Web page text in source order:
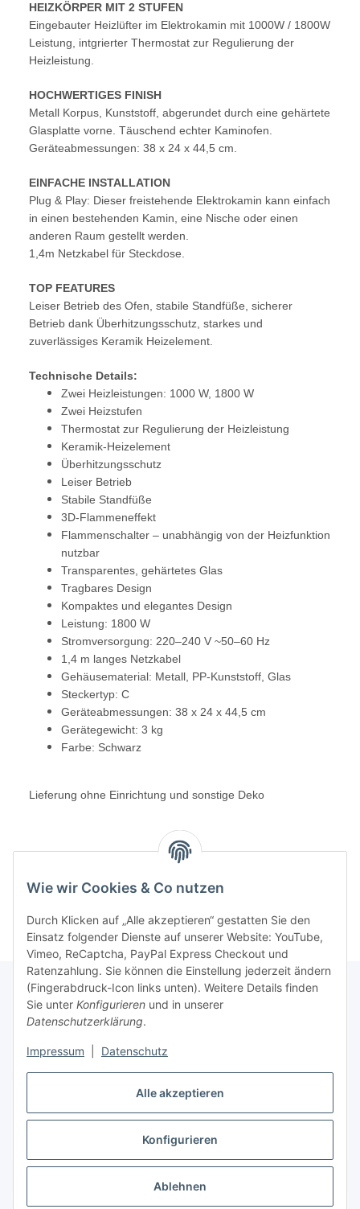
Alle akzeptieren
Konfigurieren
Ablehnen
Wie wir Cookies & Co nutzen
Durch Klicken auf „Alle akzeptieren“ gestatten Sie den
Einsatz folgender Dienste auf unserer Website: YouTube,
Vimeo, ReCaptcha, PayPal Express Checkout und
Ratenzahlung. Sie können die Einstellung jederzeit ändern
(Fingerabdruck-Icon links unten). Weitere Details finden
Sie unter Konfigurieren und in unserer
Datenschutzerklärung.
Impressum Datenschutz
HEIZKÖRPER MIT 2 STUFEN
Eingebauter Heizlüfter im Elektrokamin mit 1000W / 1800W
Leistung, intgrierter Thermostat zur Regulierung der
Heizleistung.
HOCHWERTIGES FINISH
Metall Korpus, Kunststoff, abgerundet durch eine gehärtete
Glasplatte vorne. Täuschend echter Kaminofen.
Geräteabmessungen: 38 x 24 x 44,5 cm.
EINFACHE INSTALLATION
Plug & Play: Dieser freistehende Elektrokamin kann einfach
in einen bestehenden Kamin, eine Nische oder einen
anderen Raum gestellt werden.
1,4m Netzkabel für Steckdose.
TOP FEATURES
Leiser Betrieb des Ofen, stabile Standfüße, sicherer
Betrieb dank Überhitzungsschutz, starkes und
zuverlässiges Keramik Heizelement.
Technische Details:
Zwei Heizleistungen: 1000 W, 1800 W
Zwei Heizstufen
Thermostat zur Regulierung der Heizleistung
Keramik-Heizelement
Überhitzungsschutz
Leiser Betrieb
Stabile Standfüße
3D-Flammeneffekt
Flammenschalter – unabhängig von der Heizfunktion
nutzbar
Transparentes, gehärtetes Glas
Tragbares Design
Kompaktes und elegantes Design
Leistung: 1800 W
Stromversorgung: 220–240 V ~50–60 Hz
1,4 m langes Netzkabel
Gehäusematerial: Metall, PP-Kunststoff, Glas
Steckertyp: C
Geräteabmessungen: 38 x 24 x 44,5 cm
Gerätegewicht: 3 kg
Farbe: Schwarz
Lieferung ohne Einrichtung und sonstige Deko
Gesetzliche Informationen
Ratgeber